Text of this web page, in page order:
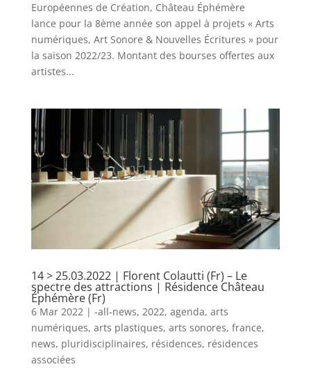
Européennes de Création, Château Éphémère
lance pour la 8ème année son appel à projets « Arts
numériques, Art Sonore & Nouvelles Écritures » pour
la saison 2022/23. Montant des bourses offertes aux
artistes...
14 > 25.03.2022 | Florent Colautti (Fr) – Le
spectre des attractions | Résidence Château
Éphémère (Fr)
6 Mar 2022 | -all-news, 2022, agenda, arts
numériques, arts plastiques, arts sonores, france,
news, pluridisciplinaires, résidences, résidences
associées